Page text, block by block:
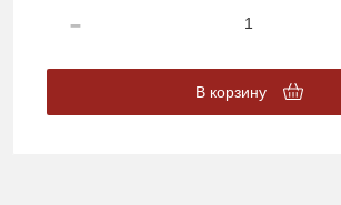
В корзину